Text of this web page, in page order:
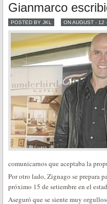
Gianmarco
POSTED BY JKL ON AUGUST - 12
comunicarnos que aceptaba la
Por otro lado, Zignago se prepara
próximo 15 de setiembre en el
Aseguró que se siente muy